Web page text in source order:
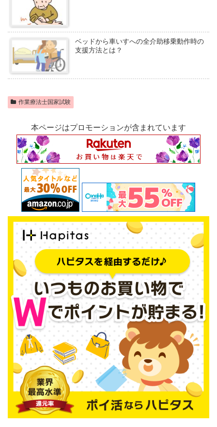
ベッドから車いすへの全介助移乗動作時の
支援方法とは？
作業療法士国家試験
本ページはプロモーションが含まれています